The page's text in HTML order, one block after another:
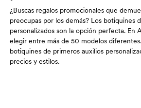
¿Buscas regalos promocionales que
preocupas por los demás? Los botiquines
personalizados son la opción perfecta. En
elegir entre más de 50 modelos
botiquines de primeros auxilios
precios y estilos.